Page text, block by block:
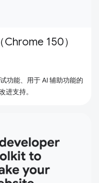
150）
功能、用于 AI 辅助功能的
进支持。